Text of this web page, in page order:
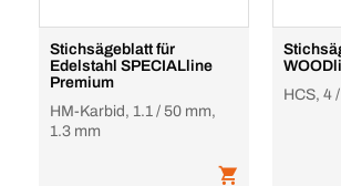
Stichsägeblatt für
Edelstahl SPECIALline
Premium
HM-Karbid, 1.1 / 50 mm,
1.3 mm
HCS, 4